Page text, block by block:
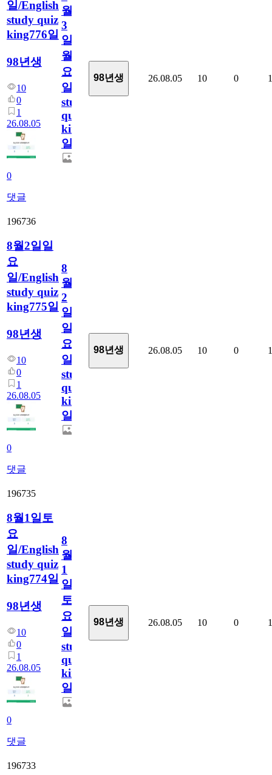
일/English
study quiz
king776일
98년생
10
0
1
26.08.05
0
댓글
월
3
일
월
요
일/English
study
quiz
king776
일
98년생 26.08.05 10 0 1
196736
8월2일일
요
일/English
study quiz
king775일
98년생
10
0
1
26.08.05
0
댓글
8
월
2
일
일
요
일/English
study
quiz
king775
일
98년생 26.08.05 10 0 1
196735
8월1일토
요
일/English
study quiz
king774일
98년생
10
0
1
26.08.05
0
댓글
8
월
1
일
토
요
일/English
study
quiz
king774
일
98년생 26.08.05 10 0 1
196733